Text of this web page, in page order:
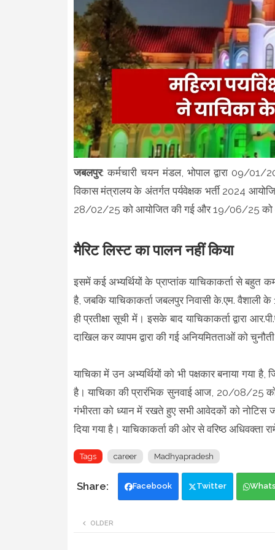
जबलपुर: कर्मचारी चयन मंडल, भोपाल द्वारा 09/01/
विकास मंत्रालय के अंतर्गत पर्यवेक्षक भर्ती 2024
28/02/25 को आयोजित की गई और 19/06/25 को
मैरिट लिस्ट का पालन नहीं किया
इसमें कई अभ्यर्थियों के प्राप्तांक याचिकाकर्ता से बहुत
है, जबकि याचिकाकर्ता जबलपुर निवासी के.एम.
ही प्रतीक्षा सूची में। इसके बाद याचिकाकर्ता द्वारा
दाखिल कर व्यापम द्वारा की गई अनियमितताओं को
याचिका में उन अभ्यर्थियों को भी पक्षकार बनाया गया
है। याचिका की प्रारंभिक सुनवाई आज, 20/08/25 को
गंभीरता को ध्यान में रखते हुए सभी आवेदकों को
दिया गया है। याचिकाकर्ता की ओर से वरिष्ठ अधिवक्ता
Tags career Madhyapradesh
Facebook Twitter
OLDER